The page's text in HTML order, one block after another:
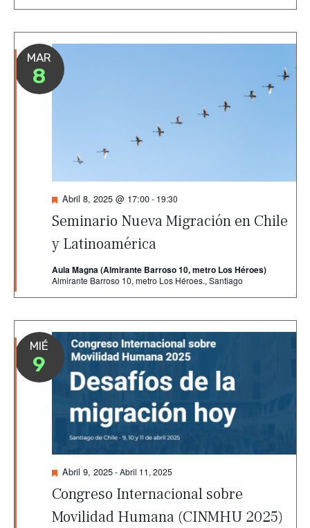
MAR
8
Seminario Nueva Migración en Chile
y Latinoamérica
Destacado
Abril 8, 2025 @ 17:00- 19:30
Aula Magna (Almirante Barroso 10, metro Los Héroes)
Almirante Barroso 10, metro Los Héroes., Santiago
MIÉ
9
Congreso Internacional sobre
Movilidad Humana (CINMHU 2025)
Destacado
Abril 9, 2025-Abril 11, 2025